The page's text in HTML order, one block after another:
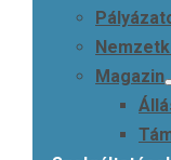
Magazin